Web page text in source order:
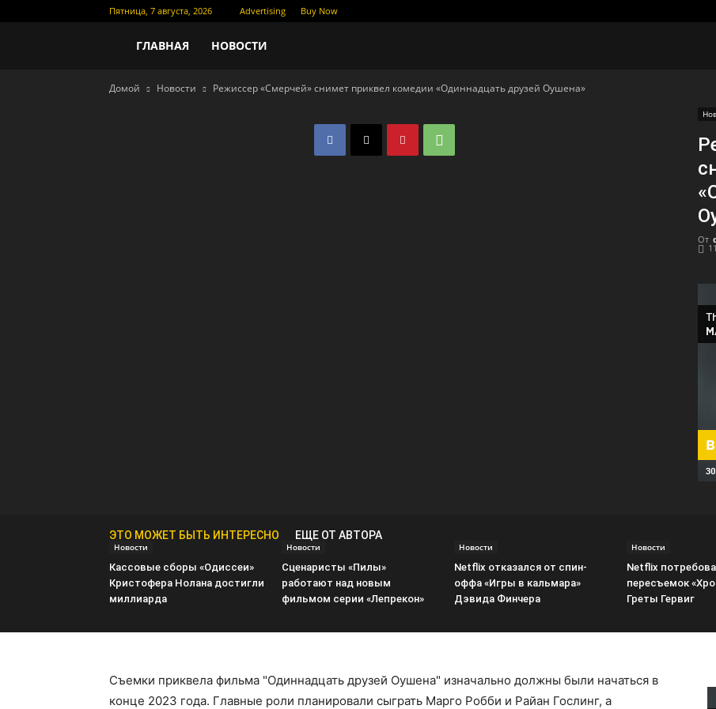
Пятница, 7 августа, 2026 Advertising Buy Now
Новости
кино
ГЛАВНАЯ НОВОСТИ
Домой Новости Режиссер «Смерчей» снимет приквел комедии «Одиннадцать друзей Оушена»
От
ЭТО МОЖЕТ БЫТЬ ИНТЕРЕСНО ЕЩЕ ОТ АВТОРА
Новости
Кассовые сборы «Одиссеи»
Кристофера Нолана достигли
миллиарда
Новости
Сценаристы «Пилы»
работают над новым
фильмом серии «Лепрекон»
Новости
Netflix отказался от спин-
оффа «Игры в кальмара»
Дэвида Финчера
Новости
Netflix
пересъемок
Греты Гервиг
Съемки приквела фильма "Одиннадцать друзей Оушена" изначально должны были начаться в
конце 2023 года. Главные роли планировали сыграть Марго Робби и Райан Гослинг, а